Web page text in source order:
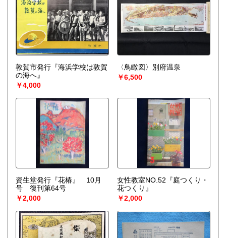
敦賀市発行『海浜学校は敦賀
の海へ』
￥4,000
〈鳥瞰図〉別府温泉
￥6,500
資生堂発行『花椿』 10月
号 復刊第64号
￥2,000
女性教室NO.52『庭つくり・
花つくり』
￥2,000